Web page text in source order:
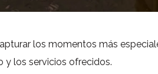
los momentos más
y los servicios ofrecidos.